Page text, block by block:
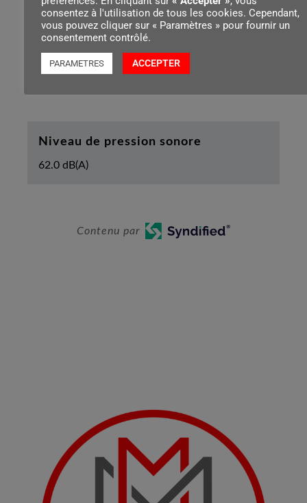
3.0 m
Diamètre de tuyau flexible
Niveau de pression sonore
62.0 dB(A)
Contenu par
consentez à l'utilisation de tous les cookies. Cependant,
vous pouvez cliquer sur « Paramètres » pour fournir un
consentement contrôlé.
PARAMETRES ACCEPTER